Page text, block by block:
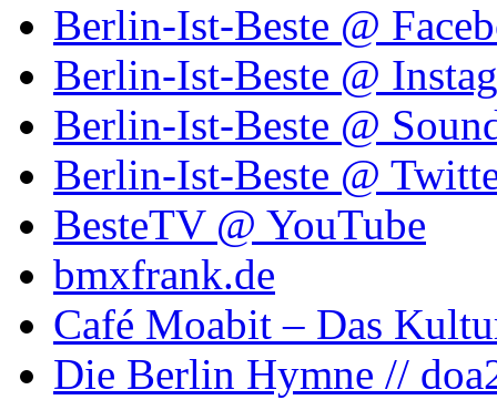
Berlin-Ist-Beste @
Berlin-Ist-Beste @
Berlin-Ist-Beste @
Berlin-Ist-Beste @
BesteTV @ YouTube
bmxfrank.de
Café Moabit – Das
Die Berlin Hymne //